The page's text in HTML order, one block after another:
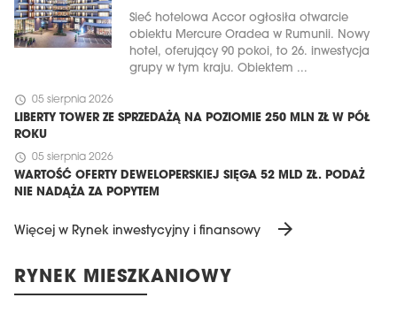
Sieć hotelowa Accor ogłosiła otwarcie
obiektu Mercure Oradea w Rumunii. Nowy
hotel, oferujący 90 pokoi, to 26. inwestycja
grupy w tym kraju. Obiektem ...
schedule 05 sierpnia 2026
LIBERTY TOWER ZE SPRZEDAŻĄ NA POZIOMIE 250 MLN ZŁ W PÓŁ
ROKU
schedule 05 sierpnia 2026
WARTOŚĆ OFERTY DEWELOPERSKIEJ SIĘGA 52 MLD ZŁ. PODAŻ
NIE NADĄŻA ZA POPYTEM
Więcej w Rynek inwestycyjny i finansowy arrow_forward
RYNEK MIESZKANIOWY